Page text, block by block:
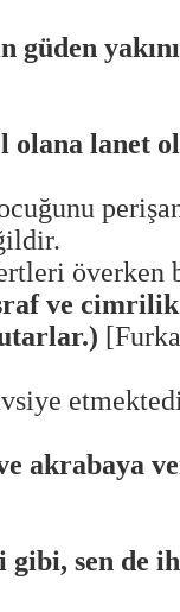
güden
olana lanet
överken
ve
akrabaya
gibi, sen de